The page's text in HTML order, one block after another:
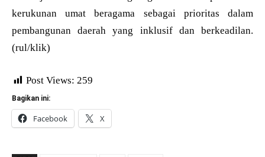
kerukunan umat beragama sebagai prioritas dalam
pembangunan daerah yang inklusif dan berkeadilan.
(rul/klik)
Post Views: 259
Bagikan ini:
Facebook X